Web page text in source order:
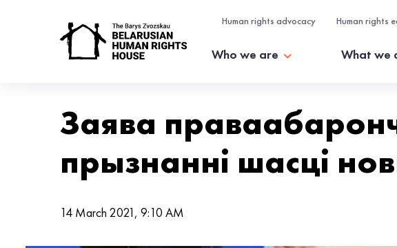
Human rights advocacy Human rights
Who we are What we
Заява
прызнанні шасці
14 March 2021, 9:10 AM